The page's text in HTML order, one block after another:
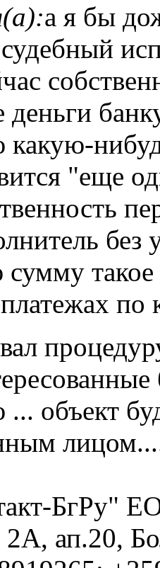
а я бы
судебный
деньги
какую-
"еще
без
такое
по
объект
БгРу"
ап.20,